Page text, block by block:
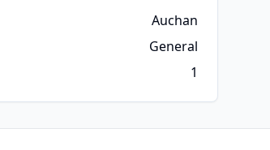
Auchan
General
1